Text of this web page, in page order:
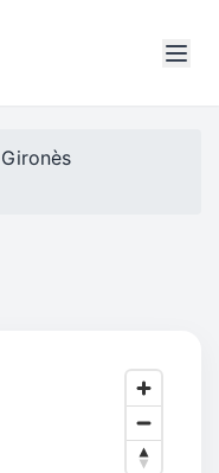
Gironès